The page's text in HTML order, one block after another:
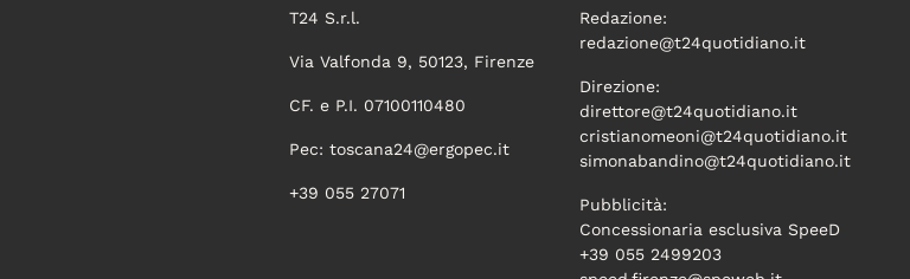
T24 S.r.l.
Via Valfonda 9, 50123, Firenze
CF. e P.I. 07100110480
Pec: toscana24@ergopec.it
+39 055 27071
Redazione:
redazione@t24quotidiano.it
Direzione:
direttore@t24quotidiano.it
cristianomeoni@t24quotidiano.it
simonabandino@t24quotidiano.it
Pubblicità:
Concessionaria esclusiva SpeeD
+39 055 2499203